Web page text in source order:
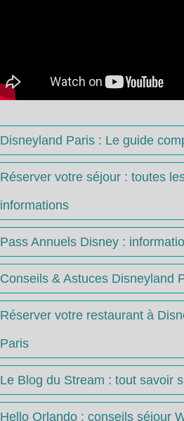
Disneyland Paris : Le guide
Réserver votre séjour : toutes
informations
Pass Annuels Disney :
Conseils & Astuces Disneyland
Réserver votre restaurant à
Paris
Le Blog du Stream : tout savoir
Hello Orlando : conseils séjour